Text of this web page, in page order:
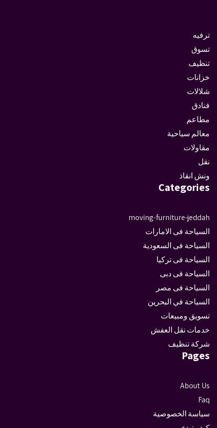
ترفيه
تسوق
تنظيف
خزانات
شلالات
فنادق
مطاعم
معالم سياحية
مقاولات
نقل
ونش انقاذ
Categories
moving-furniture-jeddah
السياحة فى الامارات
السياحة فى السعودية
السياحة فى تركيا
السياحة فى دبى
السياحة فى مصر
السياحة في البحرين
تسويق ومبيعات
خدمات نقل العفش
شركة تنظيف
Pages
About Us
Faq
سياسة الخصوصية